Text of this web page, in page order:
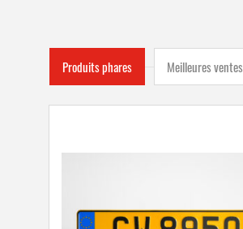
Produits phares Meilleures ventes